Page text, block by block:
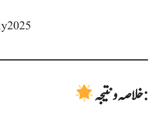
خلاصہ و نتیجہ: